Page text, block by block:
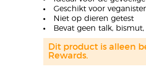
Geschikt voor
Niet op dieren getest
Bevat geen talk,
Dit product is alleen
Rewards.